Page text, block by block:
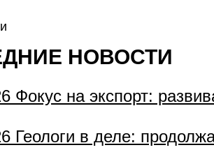
НОВОСТИ
Фокус на экспорт:
Геологи в деле: